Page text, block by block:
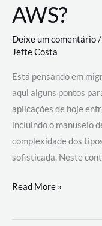
AWS?
Deixe um comentário/
Jefte Costa
Está pensando em
aqui alguns pontos
aplicações de hoje
incluindo o manuseio
complexidade dos
sofisticada. Neste
Por
migrar
Read More »